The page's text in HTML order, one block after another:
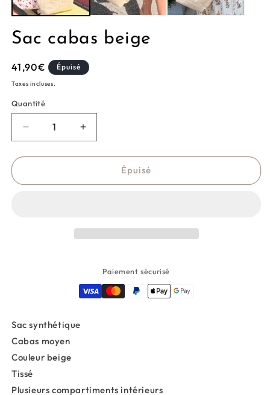
Sac cabas beige
Prix
habituel
41,90€ Épuisé
Taxes incluses.
Quantité
Réduire
la
quantité
Sac
Augmenter
la
quantité
Sac
Épuisé
Paiement sécurisé
Sac synthétique
Cabas moyen
Couleur beige
Tissé
Plusieurs compartiments intérieurs